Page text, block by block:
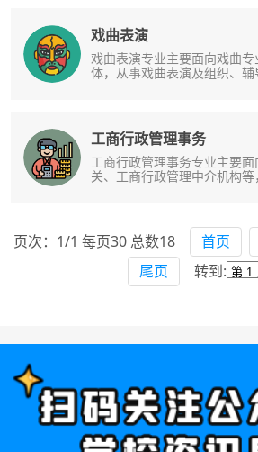
戏曲表演
戏曲表演专业主要面向戏曲
体，从事戏曲表演及组织、
工商行政管理事务
工商行政管理事务专业主要
关、工商行政管理中介机构
页次：1/1 每页30 总数18 首页
尾页
转到: